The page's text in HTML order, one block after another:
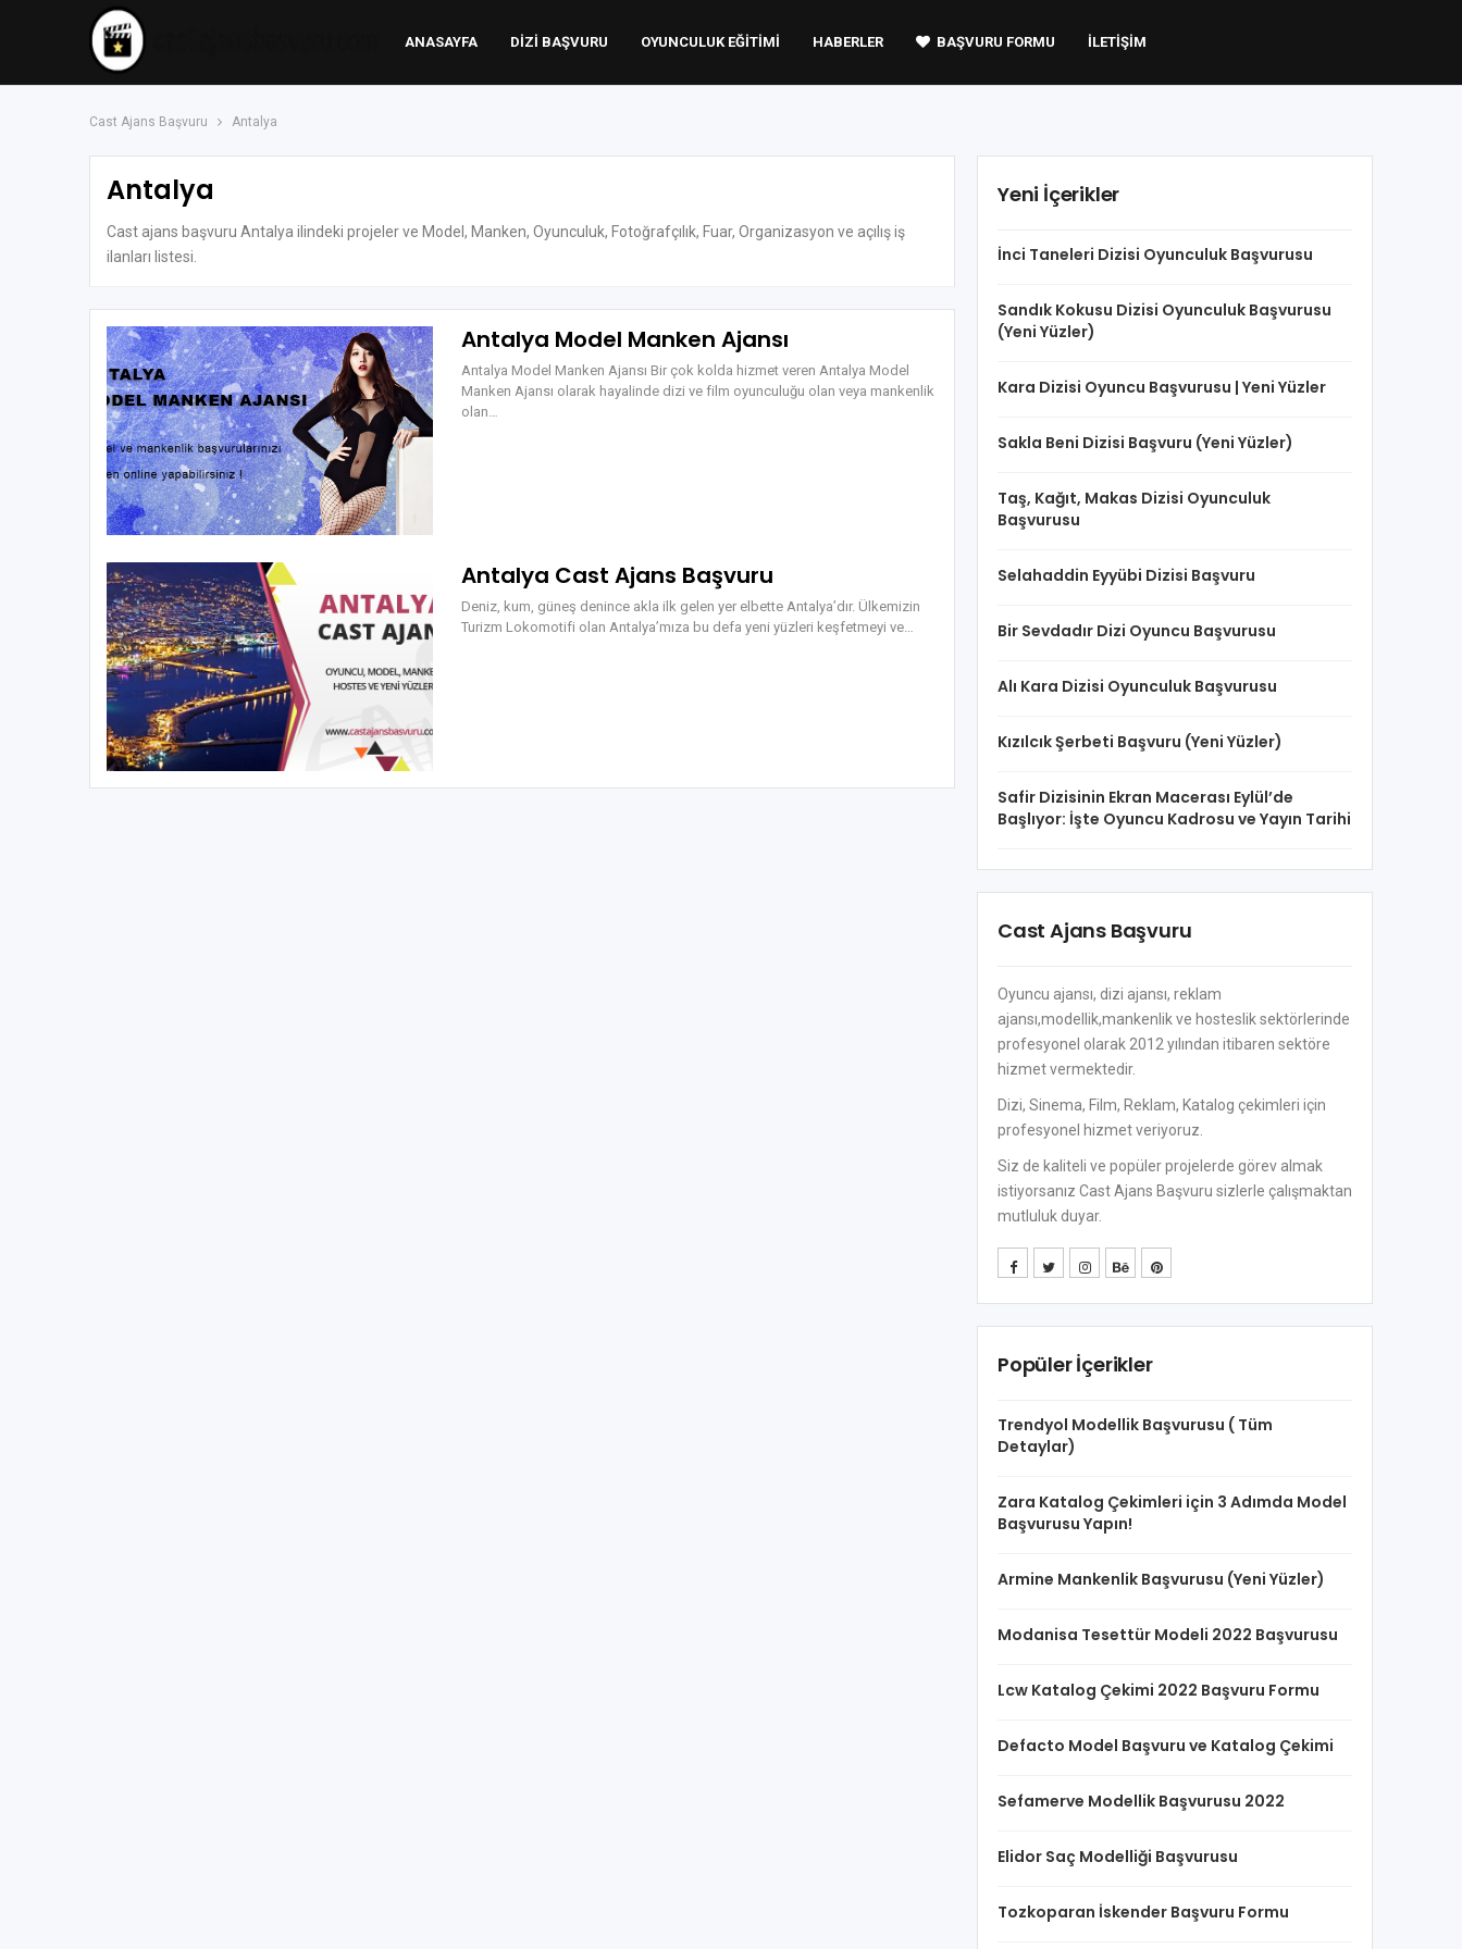
ANASAYFA DIZI BAŞVURU OYUNCULUK EĞITIMI HABERLER BAŞVURU FORMU İLETIŞIM
Cast Ajans Başvuru Antalya
Antalya
Cast ajans başvuru Antalya ilindeki projeler ve Model, Manken, Oyunculuk, Fotoğrafçılık, Fuar, Organizasyon ve açılış iş
ilanları listesi.
Antalya Model Manken Ajansı
Antalya Model Manken Ajansı Bir çok kolda hizmet veren Antalya Model
Manken Ajansı olarak hayalinde dizi ve film oyunculuğu olan veya mankenlik
olan…
Antalya Cast Ajans Başvuru
Deniz, kum, güneş denince akla ilk gelen yer elbette Antalya’dır. Ülkemizin
Turizm Lokomotifi olan Antalya’mıza bu defa yeni yüzleri keşfetmeyi ve…
Yeni İçerikler
İnci Taneleri Dizisi Oyunculuk Başvurusu
Sandık Kokusu Dizisi Oyunculuk Başvurusu
(Yeni Yüzler)
Kara Dizisi Oyuncu Başvurusu | Yeni Yüzler
Sakla Beni Dizisi Başvuru (Yeni Yüzler)
Taş, Kağıt, Makas Dizisi Oyunculuk
Başvurusu
Selahaddin Eyyübi Dizisi Başvuru
Bir Sevdadır Dizi Oyuncu Başvurusu
Alı Kara Dizisi Oyunculuk Başvurusu
Kızılcık Şerbeti Başvuru (Yeni Yüzler)
Safir Dizisinin Ekran Macerası Eylül’de
Başlıyor: İşte Oyuncu Kadrosu ve Yayın Tarihi
Cast Ajans Başvuru
Oyuncu ajansı, dizi ajansı, reklam
ajansı,modellik,mankenlik ve hosteslik sektörlerinde
profesyonel olarak 2012 yılından itibaren sektöre
hizmet vermektedir.
Dizi, Sinema, Film, Reklam, Katalog çekimleri için
profesyonel hizmet veriyoruz.
Siz de kaliteli ve popüler projelerde görev almak
istiyorsanız Cast Ajans Başvuru sizlerle çalışmaktan
mutluluk duyar.
Popüler İçerikler
Trendyol Modellik Başvurusu ( Tüm
Detaylar)
Zara Katalog Çekimleri için 3 Adımda Model
Başvurusu Yapın!
Armine Mankenlik Başvurusu (Yeni Yüzler)
Modanisa Tesettür Modeli 2022 Başvurusu
Lcw Katalog Çekimi 2022 Başvuru Formu
Defacto Model Başvuru ve Katalog Çekimi
Sefamerve Modellik Başvurusu 2022
Elidor Saç Modelliği Başvurusu
Tozkoparan İskender Başvuru Formu